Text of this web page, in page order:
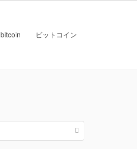
bitcoin ビットコイン